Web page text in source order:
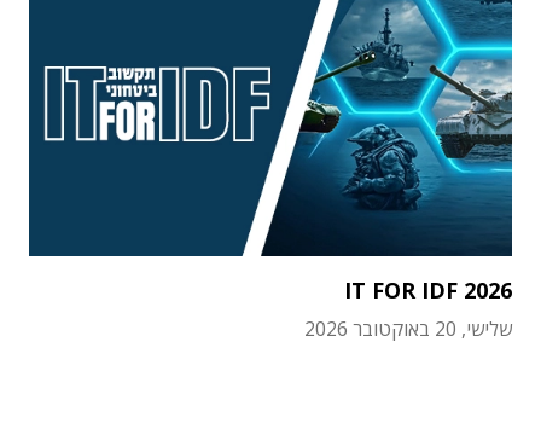
IT FOR IDF 2026
שלישי, 20 באוקטובר 2026